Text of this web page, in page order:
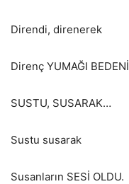
Direndi, direnerek
Direnç YUMAĞI
SUSTU, SUSARAK…
Sustu susarak
Susanların SESİ OLDU.